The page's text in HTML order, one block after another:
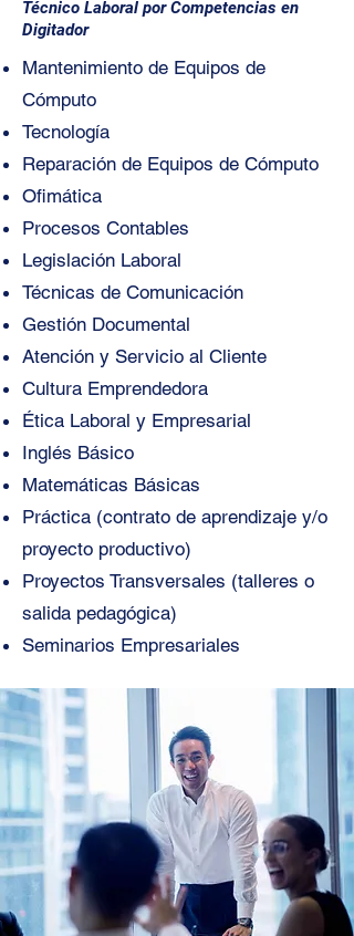
Técnico Laboral por Competencias en
Digitador
Mantenimiento de Equipos de
Cómputo
Tecnología
Reparación de Equipos de Cómputo
Ofimática
Procesos Contables
Legislación Laboral
Técnicas de Comunicación
Gestión Documental
Atención y Servicio al Cliente
Cultura Emprendedora
Ética Laboral y Empresarial
Inglés Básico
Matemáticas Básicas
Práctica (contrato de aprendizaje y/o
proyecto productivo)
Proyectos Transversales (talleres o
salida pedagógica)
Seminarios Empresariales